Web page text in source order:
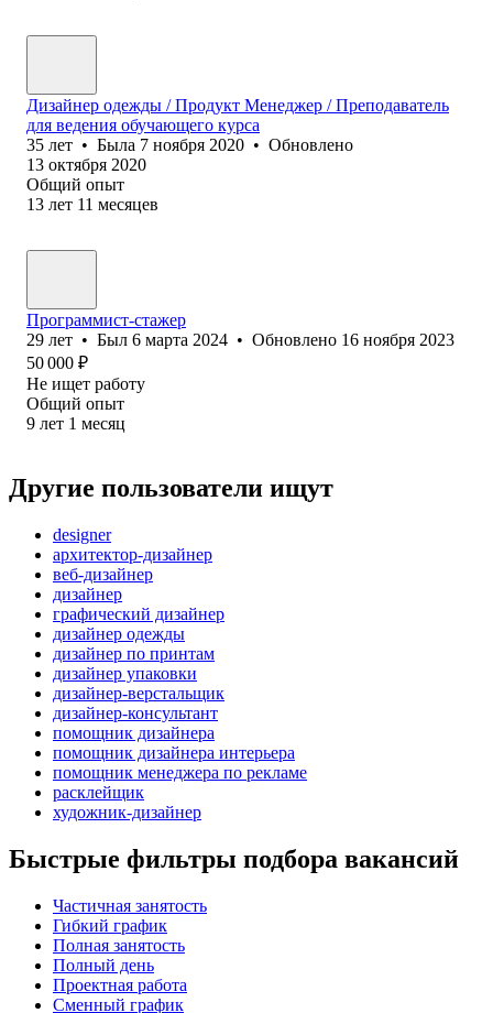
Дизайнер одежды / Продукт Менеджер / Преподаватель
для ведения обучающего курса
35 лет • Была 7 ноября 2020 • Обновлено
13 октября 2020
Общий опыт
13 лет 11 месяцев
Программист-стажер
29 лет • Был 6 марта 2024 • Обновлено 16 ноября 2023
50 000 ₽
Не ищет работу
Общий опыт
9 лет 1 месяц
Другие пользователи ищут
designer
архитектор-дизайнер
веб-дизайнер
дизайнер
графический дизайнер
дизайнер одежды
дизайнер по принтам
дизайнер упаковки
дизайнер-верстальщик
дизайнер-консультант
помощник дизайнера
помощник дизайнера интерьера
помощник менеджера по рекламе
расклейщик
художник-дизайнер
Быстрые фильтры подбора вакансий
Частичная занятость
Гибкий график
Полная занятость
Полный день
Проектная работа
Сменный график